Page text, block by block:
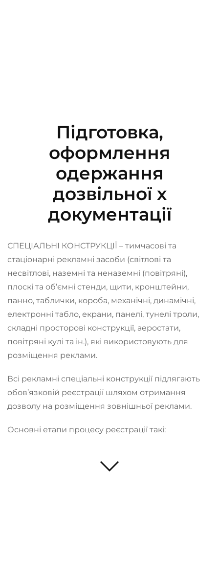
Підготовка,
оформлення
одержання
дозвільної х
документації
СПЕЦІАЛЬНІ КОНСТРУКЦІЇ – тимчасові та
стаціонарні рекламні засоби (світлові та
несвітлові, наземні та неназемні (повітряні),
плоскі та об’ємні стенди, щити, кронштейни,
панно, таблички, короба, механічні, динамічні,
електронні табло, екрани, панелі, тунелі троли,
складні просторові конструкції, аеростати,
повітряні кулі та ін.), які використовують для
розміщення реклами.
Всі рекламні спеціальні конструкції підлягають
обов’язковій реєстрації шляхом отримання
дозволу на розміщення зовнішньої реклами.
Основні етапи процесу реєстрації такі: